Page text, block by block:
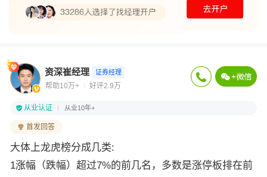
资深崔经理 证券经理
帮助10万+ 好评2.9万
从业认证 从业10年+
首发回答
大体上龙虎榜分成几类:
1涨幅（跌幅）超过7%的前几名，多数是涨停板排在前